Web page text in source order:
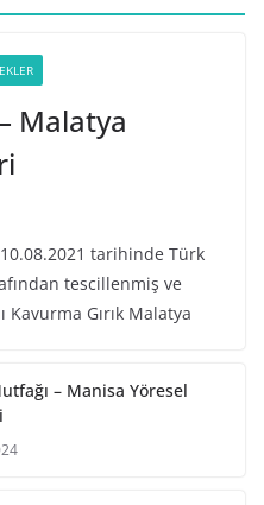
Malatya
tarihinde Türk
tescillenmiş ve
Kavurma Gırık Malatya
– Manisa Yöresel